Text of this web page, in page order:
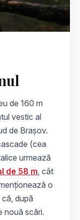
de 160 m
vestic al
de Brașov.
(cea
urmează
de 58 m, cât
o
după
nouă scări.